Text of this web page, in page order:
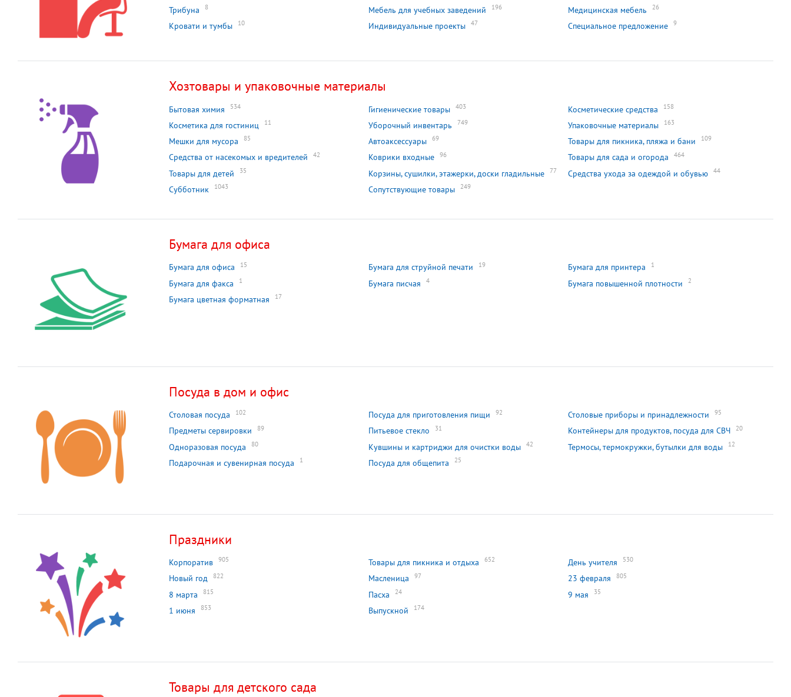
Трибуна 8 Мебель для учебных заведений 196 Медицинская мебель 26
Кровати и тумбы 10 Индивидуальные проекты 47 Специальное предложение 9
Хозтовары и упаковочные материалы
Бытовая химия 534 Гигиенические товары 403 Косметические средства 158
Косметика для гостиниц 11 Уборочный инвентарь 749 Упаковочные материалы 163
Мешки для мусора 85 Автоаксессуары 69 Товары для пикника, пляжа и бани 109
Средства от насекомых и вредителей 42 Коврики входные 96 Товары для сада и огорода 464
Товары для детей 35 Корзины, сушилки, этажерки, доски гладильные 77 Средства ухода за одеждой и обувью 44
Субботник 1043 Сопутствующие товары 249
Бумага для офиса
Бумага для офиса 15 Бумага для струйной печати 19 Бумага для принтера 1
Бумага для факса 1 Бумага писчая 4 Бумага повышенной плотности 2
Бумага цветная форматная 17
Посуда в дом и офис
Столовая посуда 102 Посуда для приготовления пищи 92 Столовые приборы и принадлежности 95
Предметы сервировки 89 Питьевое стекло 31 Контейнеры для продуктов, посуда для СВЧ 20
Одноразовая посуда 80 Кувшины и картриджи для очистки воды 42 Термосы, термокружки, бутылки для воды 12
Подарочная и сувенирная посуда 1 Посуда для общепита 25
Праздники
Корпоратив 905 Товары для пикника и отдыха 652 День учителя 530
Новый год 822 Масленица 97 23 февраля 805
8 марта 815 Пасха 24 9 мая 35
1 июня 853 Выпускной 174
Товары для детского сада